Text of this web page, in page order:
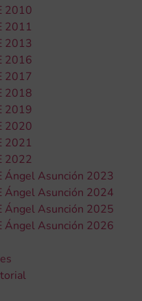
2010
2011
2013
2016
2017
2018
2019
2020
2021
2022
Ángel Asunción 2023
Ángel Asunción 2024
Ángel Asunción 2025
Ángel Asunción 2026